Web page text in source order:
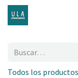
Todos los productos